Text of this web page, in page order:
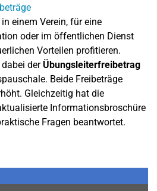
einem Verein, für eine
oder im öffentlichen Dienst
Vorteilen profitieren.
der Übungsleiterfreibetrag
Beide Freibeträge
Gleichzeitig hat die
Informationsbroschüre
Fragen beantwortet.